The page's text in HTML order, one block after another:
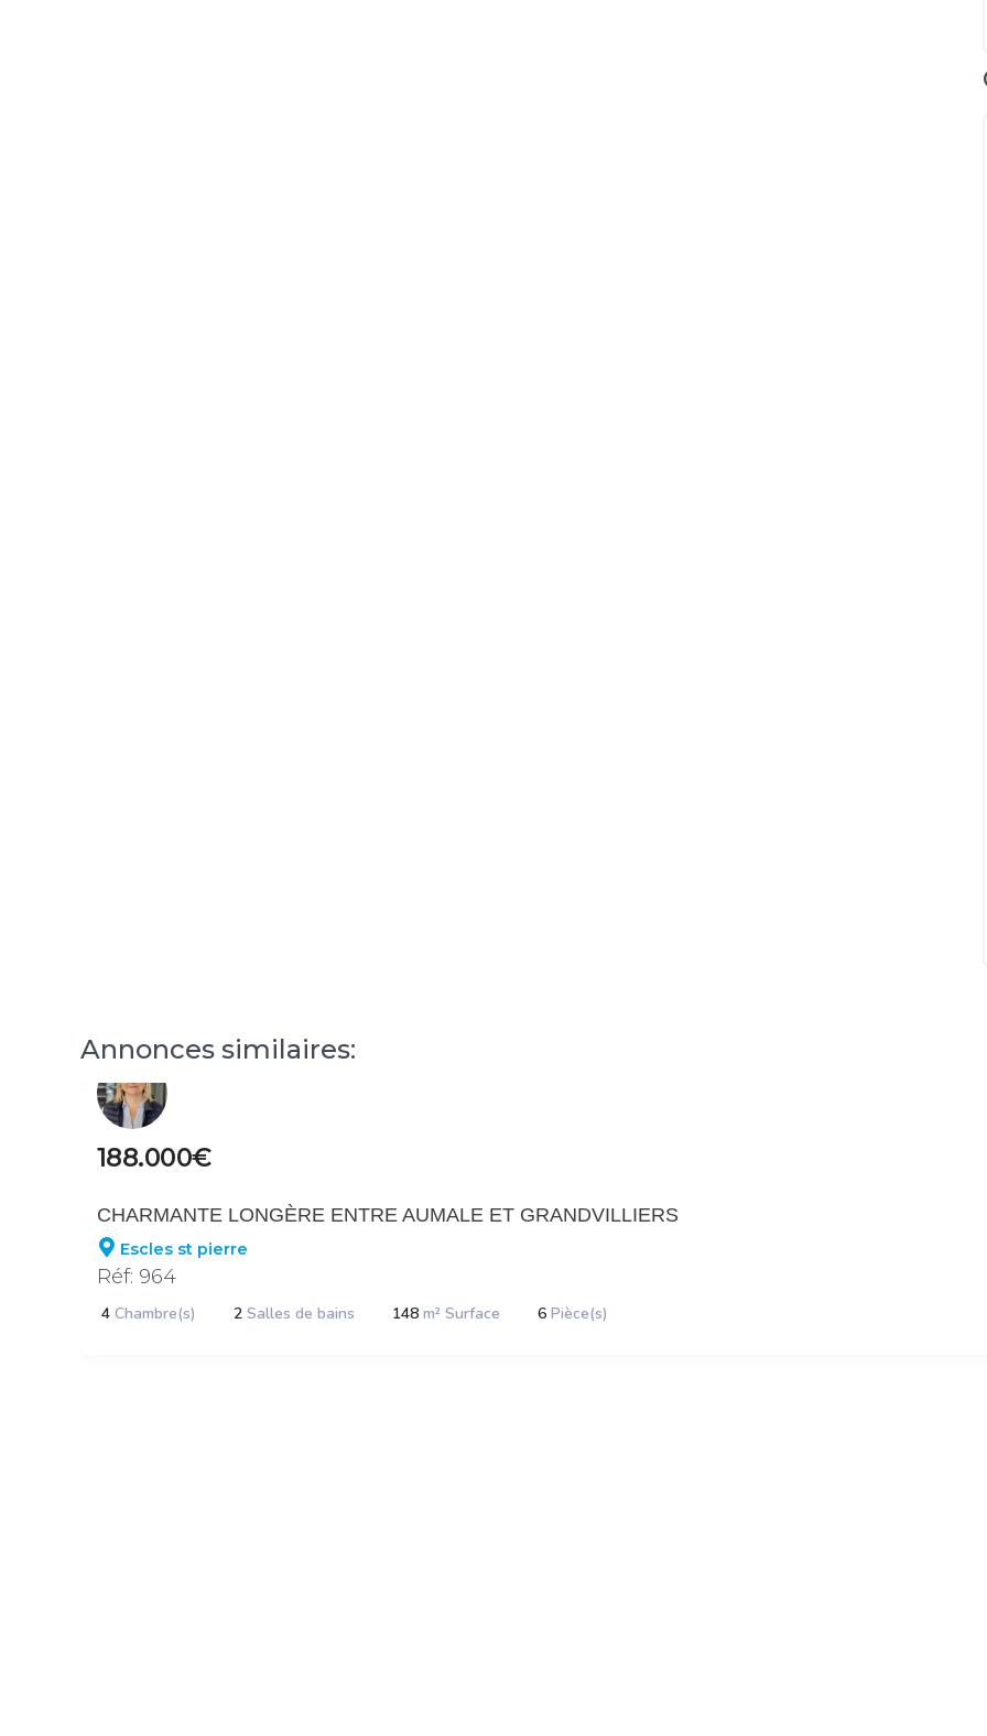
Annonces similaires:
188.000€
CHARMANTE LONGÈRE ENTRE AUMALE ET GRANDVILLIERS
Escles st pierre
Réf: 964
4 Chambre(s) 2 Salles de bains 148 m² Surface 6 Pièce(s)